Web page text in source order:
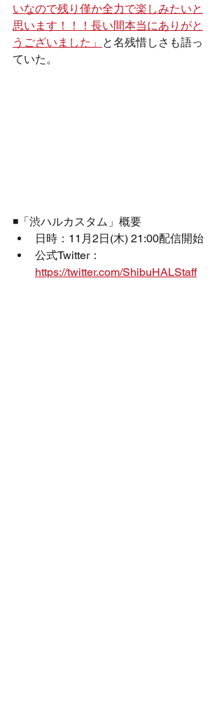
いなので残り僅か全力で楽しみたいと
思います！！！長い間本当にありがと
うございました」 と名残惜しさも語っ
ていた。
◾️「渋ハルカスタム」概要
日時：11月2日(木) 21:00配信開始
公式Twitter：
https://twitter.com/ShibuHALStaff